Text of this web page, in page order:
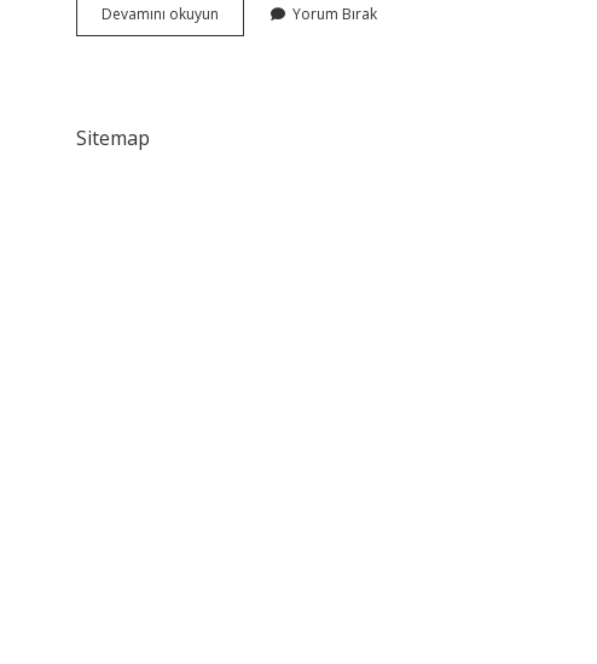
Devamını okuyun
Çakmak
Yorum Bırak
Sitemap